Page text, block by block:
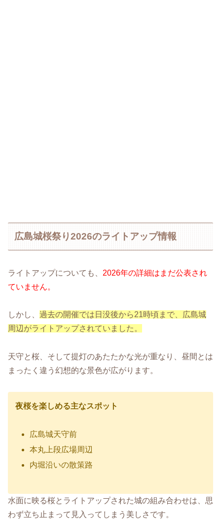
広島城桜祭り2026のライトアップ情報
ライトアップについても、 2026年の詳細はまだ公表され
ていません。
しかし、 過去の開催では日没後から21時頃まで、広島城
周辺がライトアップされていました。
天守と桜、そして提灯のあたたかな光が重なり、昼間とは
まったく違う幻想的な景色が広がります。
夜桜を楽しめる主なスポット
広島城天守前
本丸上段広場周辺
内堀沿いの散策路
水面に映る桜とライトアップされた城の組み合わせは、思
わず立ち止まって見入ってしまう美しさです。